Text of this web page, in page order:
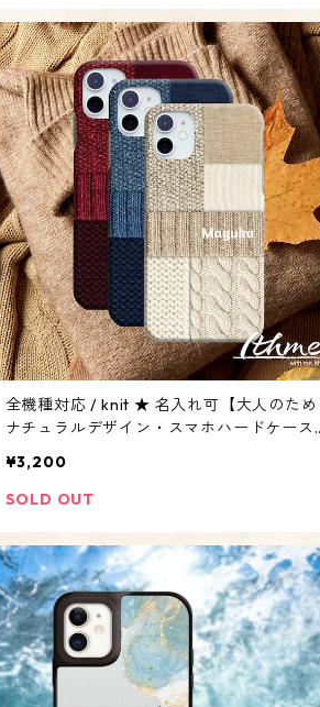
全機種対応 / knit ★ 名入れ可【大人のため
ナチュラルデザイン・スマホハードケース
み柄 大人かわいい マット】
¥3,200
SOLD OUT